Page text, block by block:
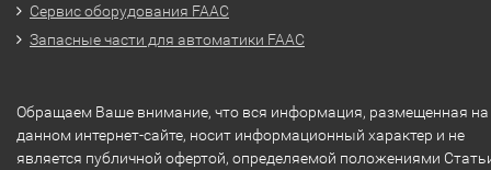
Сервис оборудования FAAC
Запасные части для автоматики FAAC
Обращаем Ваше внимание, что вся информация, размещенная на
данном интернет-сайте, носит информационный характер и не
является публичной офертой, определяемой положениями